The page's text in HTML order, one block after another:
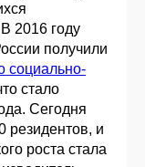
2016 году
получили
социально-
стало
Сегодня
резидентов, и
роста стала